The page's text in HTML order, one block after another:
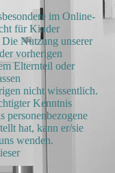
im Online-
für Kinder
Nutzung unserer
vorherigen
Elternteil oder
nicht wissentlich.
Kenntnis
personenbezogene
hat, kann er/sie
wenden.